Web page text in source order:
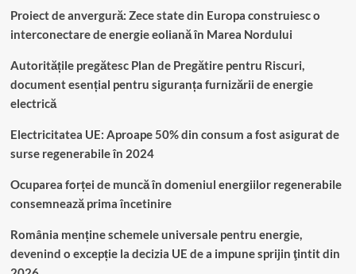
Proiect de anvergură: Zece state din Europa construiesc o
interconectare de energie eoliană în Marea Nordului
Autoritățile pregătesc Plan de Pregătire pentru Riscuri,
document esențial pentru siguranța furnizării de energie
electrică
Electricitatea UE: Aproape 50% din consum a fost asigurat de
surse regenerabile în 2024
Ocuparea forței de muncă în domeniul energiilor regenerabile
consemnează prima încetinire
România menține schemele universale pentru energie,
devenind o excepție la decizia UE de a impune sprijin ţintit din